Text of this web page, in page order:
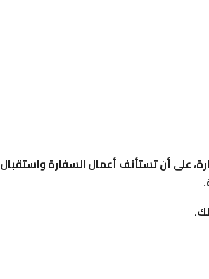
2026م إجازة رسمية بالسفارة، على أن تستأنف أعمال السفارة واستقبال